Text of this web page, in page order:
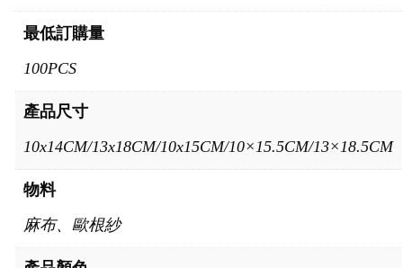
最低訂購量
100PCS
產品尺寸
10x14CM/13x18CM/10x15CM/10×15.5CM/13×18.5CM
物料
麻布、歐根紗